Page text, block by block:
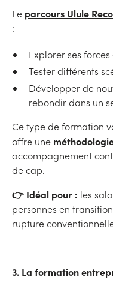
Le parcours Ulule
:
Explorer ses
Tester différents
Développer de
rebondir dans un
Ce type de formation
offre une
accompagnement
de cap.
👉 Idéal pour : les
personnes en
rupture
3. La formation